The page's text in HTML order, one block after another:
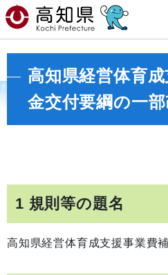
高知県経営体育
金交付要綱の一
1 規則等の題名
高知県経営体育成支援事業費